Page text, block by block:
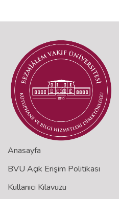
Anasayfa
BVU Açık Erişim Politikası
Kullanıcı Kılavuzu